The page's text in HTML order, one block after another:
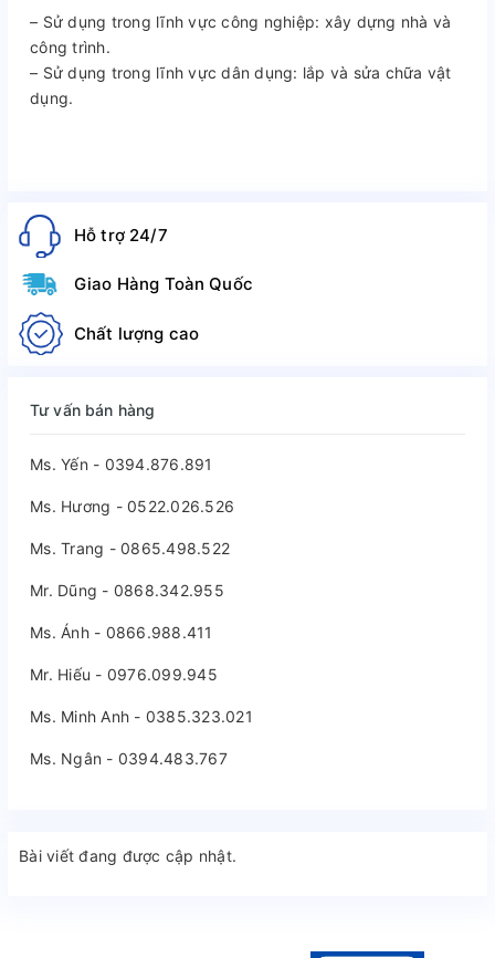
– Sử dụng trong lĩnh vực công nghiệp: xây dựng nhà và
công trình.
– Sử dụng trong lĩnh vực dân dụng: lắp và sửa chữa vật
dụng.
Hỗ trợ 24/7
Giao Hàng Toàn Quốc
Chất lượng cao
Tư vấn bán hàng
Ms. Yến - 0394.876.891
Ms. Hương - 0522.026.526
Ms. Trang - 0865.498.522
Mr. Dũng - 0868.342.955
Ms. Ánh - 0866.988.411
Mr. Hiếu - 0976.099.945
Ms. Minh Anh - 0385.323.021
Ms. Ngân - 0394.483.767
Bài viết đang được cập nhật.